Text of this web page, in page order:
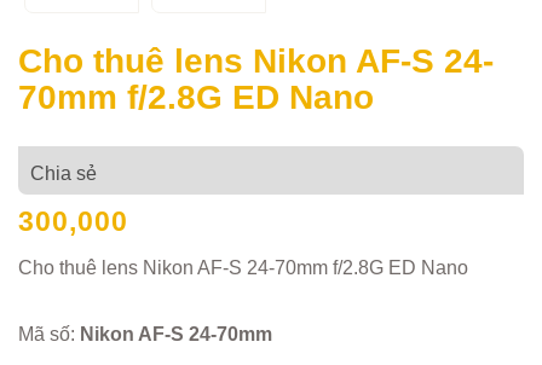
Cho thuê lens Nikon AF-S 24-
70mm f/2.8G ED Nano
Chia sẻ
300,000
Cho thuê lens Nikon AF-S 24-70mm f/2.8G ED Nano
Mã số: Nikon AF-S 24-70mm